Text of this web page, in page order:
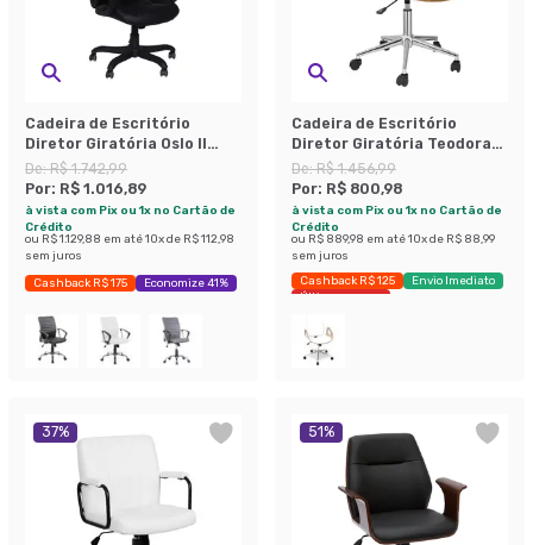
Cadeira de Escritório
Diretor Giratória Oslo II
Preta
De:R$ 1.742,99
Por: R$ 1.016,89
à vista com Pix ou 1x no Cartão de
Crédito
ou R$ 1.129,88 em até10x de R$ 112,98
sem juros
Cashback R$ 175 Economize 41%
Cadeira de Escritório
Diretor Giratória Teodora
Preta
De:R$ 1.456,99
Por: R$ 800,98
à vista com Pix ou 1x no Cartão de
Crédito
ou R$ 889,98 em até10x de R$ 88,99
sem juros
Cashback R$ 125
Envio Imediato
Últimas peças
37% 51%